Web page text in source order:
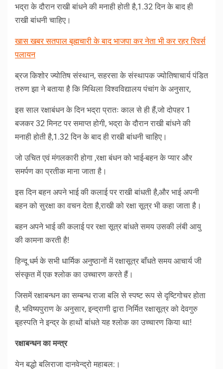
भद्रा के दौरान राखी बांधने की मनाही होती है,1.32 दिन के बाद ही
राखी बांधनी चाहिए।
खास खबर सतपाल बृह्मचारी के बाद भाजपा कर नेता भी कर रहर रिवर्स
पलायन
ब्रज किशोर ज्योतिष संस्थान, सहरसा के संस्थापक ज्योतिषाचार्य पंडित
तरुण झा ने बताया है कि मिथिला विश्वविद्यालय पंचांग के अनुसार,
इस साल रक्षाबंधन के दिन भद्रा प्रातः काल से ही हैं,जो दोपहर 1
बजकर 32 मिनट पर समाप्त होगी, भद्रा के दौरान राखी बांधने की
मनाही होती है,1.32 दिन के बाद ही राखी बांधनी चाहिए।
जो उचित एवं मंगलकारी होगा ,रक्षा बंधन को भाई-बहन के प्यार और
समर्पण का प्रतीक माना जाता है।
इस दिन बहन अपने भाई की कलाई पर राखी बांधती है,और भाई अपनी
बहन को सुरक्षा का वचन देता है,राखी को रक्षा सूत्र भी कहा जाता है।
बहन अपने भाई की कलाई पर रक्षा सूत्र बांधते समय उसकी लंबी आयु
की कामना करती है!
हिन्दू धर्म के सभी धार्मिक अनुष्ठानों में रक्षासूत्र बाँधते समय आचार्य जी
संस्कृत में एक श्लोक का उच्चारण करते हैं।
जिसमें रक्षाबन्धन का सम्बन्ध राजा बलि से स्पष्ट रूप से दृष्टिगोचर होता
है, भविष्यपुराण के अनुसार, इन्द्राणी द्वारा निर्मित रक्षासूत्र को देवगुरु
बृहस्पति ने इन्द्र के हाथों बांधते यह श्लोक का उच्चारण किया था!
रक्षाबन्धन का मन्त्र
येन बद्धो बलिराजा दानवेन्द्रो महाबल:।